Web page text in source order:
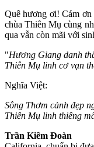
Quê hương ơi! Cám
chùa Thiên Mụ cùng
qua vẫn còn mãi với
"Hương Giang danh
Thiên Mụ linh cơ vạn
Nghĩa Việt:
Sông Thơm cảnh đẹp
Thiên Mụ linh thiêng
Trần Kiêm Đoàn